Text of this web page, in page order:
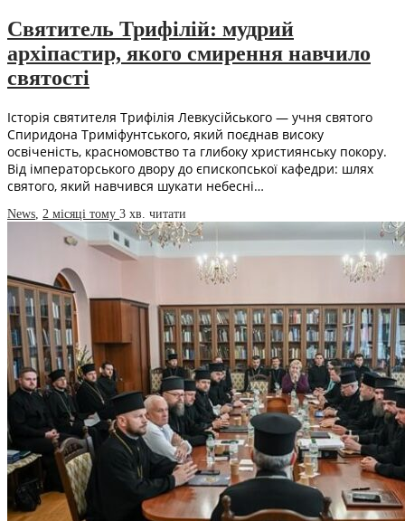
Святитель Трифілій: мудрий
архіпастир, якого смирення навчило
святості
Історія святителя Трифілія Левкусійського — учня святого
Спиридона Триміфунтського, який поєднав високу
освіченість, красномовство та глибоку християнську покору.
Від імператорського двору до єпископської кафедри: шлях
святого, який навчився шукати небесні…
News, 2 місяці тому 3 хв. читати